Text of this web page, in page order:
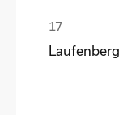
Laufenberg